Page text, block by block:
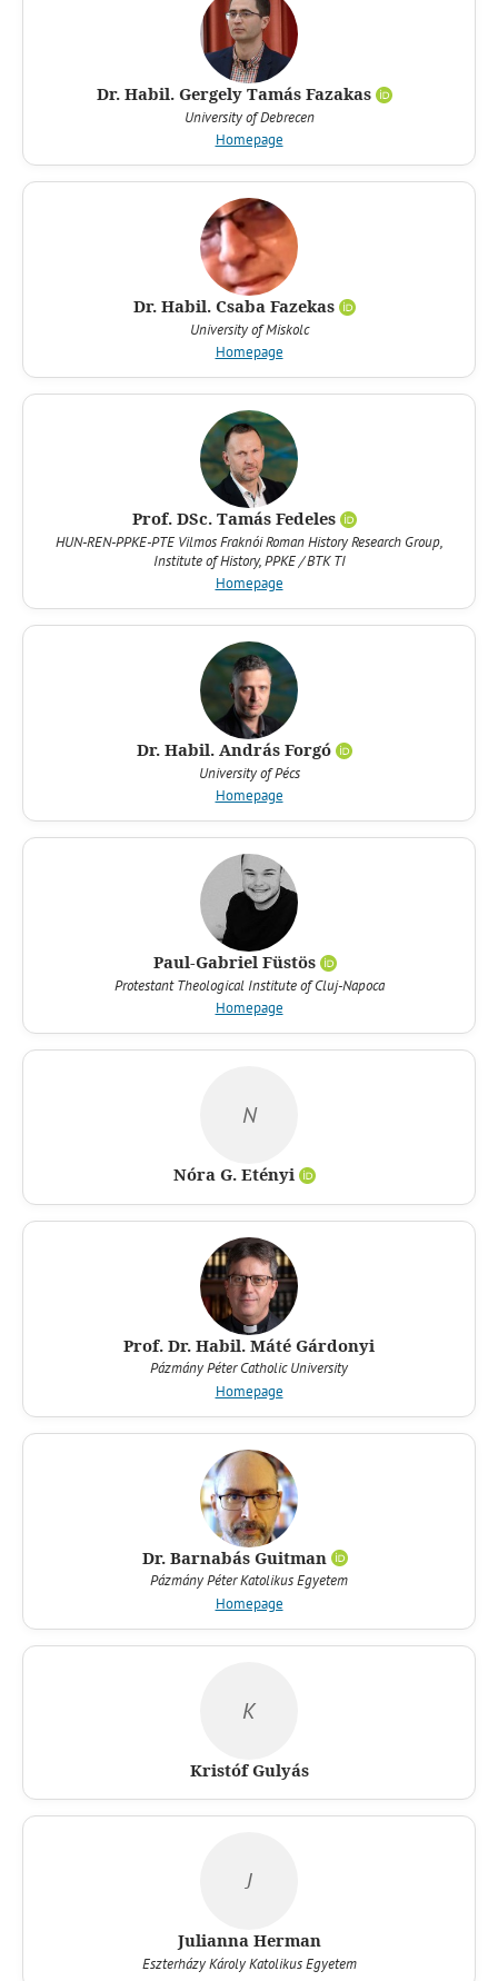
Dr. Habil. Gergely Tamás Fazakas
University of Debrecen
Homepage
Dr. Habil. Csaba Fazekas
University of Miskolc
Homepage
Prof. DSc. Tamás Fedeles
HUN-REN-PPKE-PTE Vilmos Fraknói Roman History Research Group,
Institute of History, PPKE / BTK TI
Homepage
Dr. Habil. András Forgó
University of Pécs
Homepage
Paul-Gabriel Füstös
Protestant Theological Institute of Cluj-Napoca
Homepage
N
Nóra G. Etényi
Prof. Dr. Habil. Máté Gárdonyi
Pázmány Péter Catholic University
Homepage
Dr. Barnabás Guitman
Pázmány Péter Katolikus Egyetem
Homepage
K
Kristóf Gulyás
J
Julianna Herman
Eszterházy Károly Katolikus Egyetem